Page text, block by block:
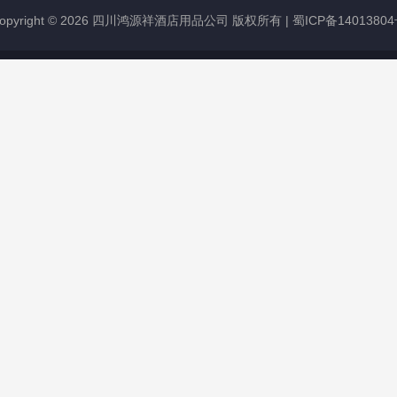
© 2026 四川鸿源祥酒店用品公司 版权所有 | 蜀ICP备14013804